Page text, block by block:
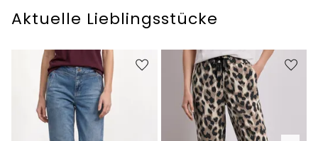
Aktuelle Lieblingsstücke